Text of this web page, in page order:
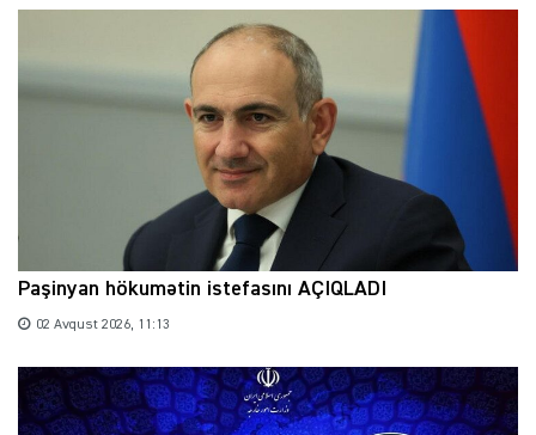
Paşinyan hökumətin istefasını AÇIQLADI
02 Avqust 2026, 11:13